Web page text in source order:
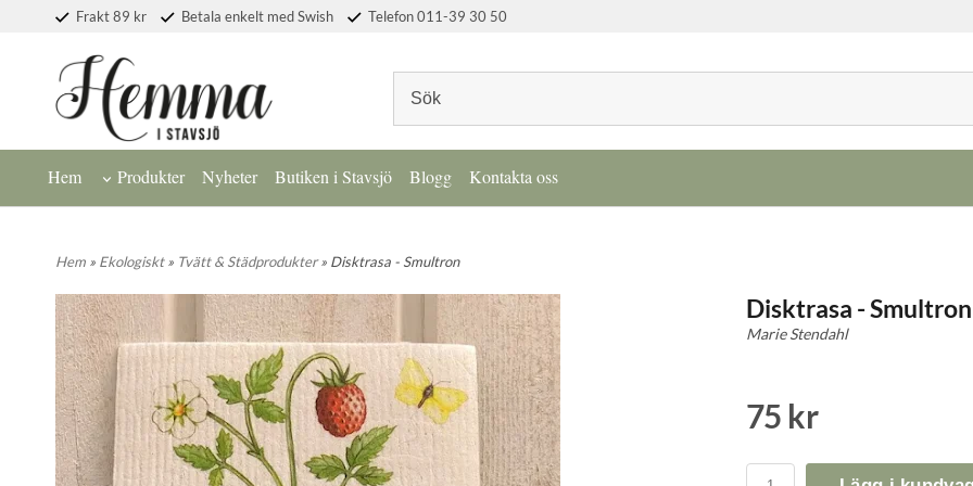
Frakt 89 kr Betala enkelt med Swish Telefon 011-39 30 50
Hem Produkter Nyheter Butiken i Stavsjö Blogg Kontakta oss
Hem » Ekologiskt» Tvätt & Städprodukter» Disktrasa - Smultron
Disktrasa - Smultron
Marie Stendahl
75 kr